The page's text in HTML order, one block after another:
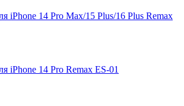
iPhone 14 Pro Max/15 Plus/16 Plus Remax
iPhone 14 Pro Remax ES-01